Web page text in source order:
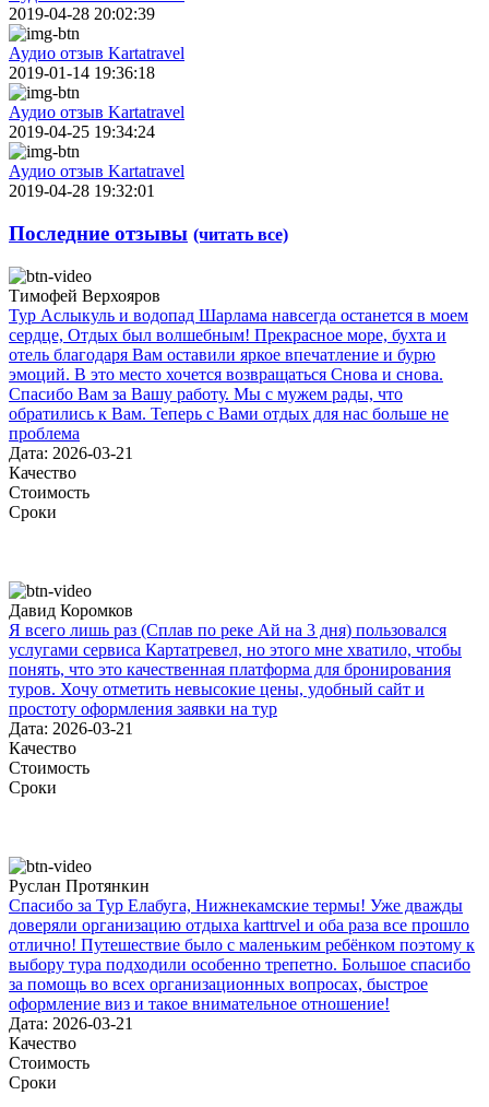
2019-04-28 20:02:39
Аудио отзыв Kartatravel
2019-01-14 19:36:18
Аудио отзыв Kartatravel
2019-04-25 19:34:24
Аудио отзыв Kartatravel
2019-04-28 19:32:01
Последние отзывы (читать все)
Тимофей Верхояров
Тур Аслыкуль и водопад Шарлама навсегда останется в моем
сердце, Отдых был волшебным! Прекрасное море, бухта и
отель благодаря Вам оставили яркое впечатление и бурю
эмоций. В это место хочется возвращаться Снова и снова.
Спасибо Вам за Вашу работу. Мы с мужем рады, что
обратились к Вам. Теперь с Вами отдых для нас больше не
проблема
Дата: 2026-03-21
Качество
Стоимость
Сроки
Давид Коромков
Я всего лишь раз (Сплав по реке Ай на 3 дня) пользовался
услугами сервиса Картатревел, но этого мне хватило, чтобы
понять, что это качественная платформа для бронирования
туров. Хочу отметить невысокие цены, удобный сайт и
простоту оформления заявки на тур
Дата: 2026-03-21
Качество
Стоимость
Сроки
Руслан Протянкин
Спасибо за Тур Елабуга, Нижнекамские термы! Уже дважды
доверяли организацию отдыха karttrvel и оба раза все прошло
отлично! Путешествие было с маленьким ребёнком поэтому к
выбору тура подходили особенно трепетно. Большое спасибо
за помощь во всех организационных вопросах, быстрое
оформление виз и такое внимательное отношение!
Дата: 2026-03-21
Качество
Стоимость
Сроки